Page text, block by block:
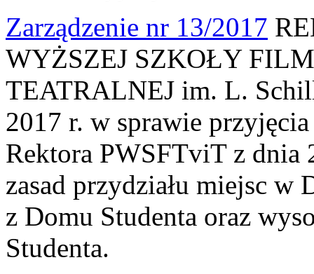
Zarządzenie nr 13/2017
WYŻSZEJ SZKOŁY
TEATRALNEJ im. L.
2017 r. w sprawie
Rektora PWSFTviT z dnia
zasad przydziału miejsc w
z Domu Studenta oraz
Studenta.